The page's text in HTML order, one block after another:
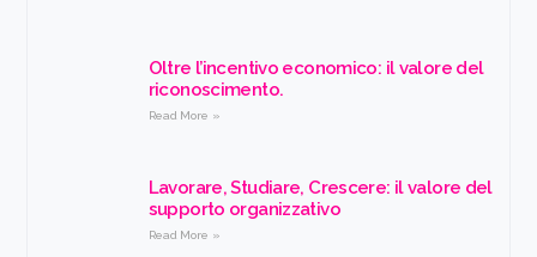
Oltre l’incentivo economico: il valore del
riconoscimento.
Read More »
Lavorare, Studiare, Crescere: il valore del
supporto organizzativo
Read More »